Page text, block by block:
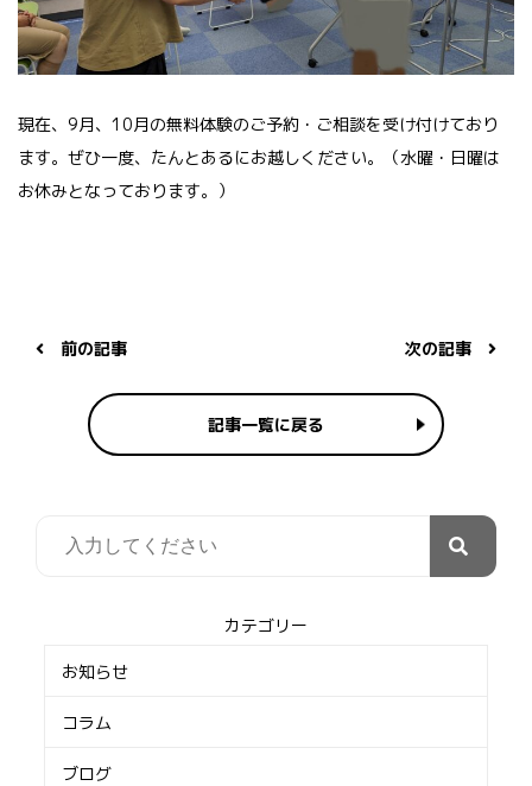
現在、9月、10月の無料体験のご予約・ご相談を受け付けており
ます。ぜひ一度、たんとあるにお越しください。（水曜・日曜は
お休みとなっております。）
前の記事 次の記事
記事一覧に戻る
カテゴリー
お知らせ
コラム
ブログ